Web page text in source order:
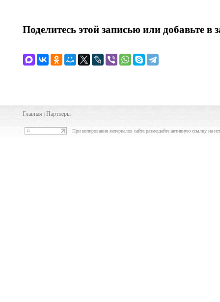
Поделитесь этой записью или добавьте в
Главная |Партнеры
При копировании материалов сайта размещайте активную ссылку на